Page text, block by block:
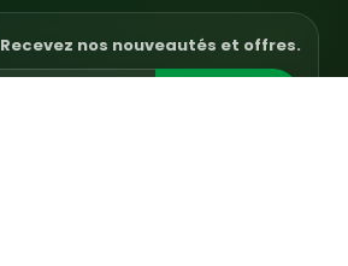
Recevez nos nouveautés et offres.